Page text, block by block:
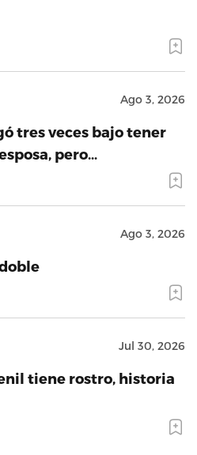
Ago 3, 2026
tres veces bajo tener
pero…
Ago 3, 2026
Jul 30, 2026
tiene rostro, historia